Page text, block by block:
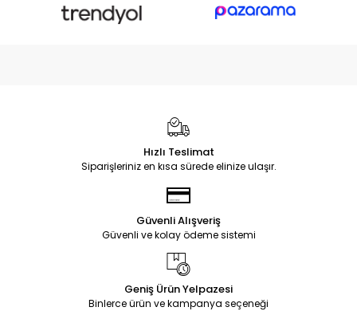
Hızlı Teslimat
Siparişleriniz en kısa sürede elinize ulaşır.
Güvenli Alışveriş
Güvenli ve kolay ödeme sistemi
Geniş Ürün Yelpazesi
Binlerce ürün ve kampanya seçeneği